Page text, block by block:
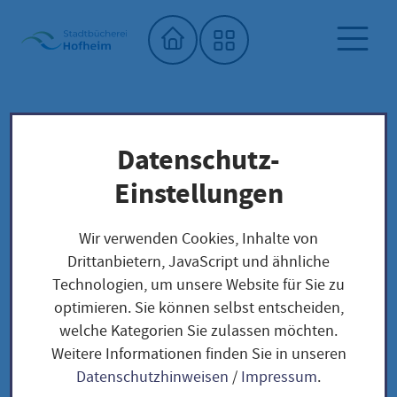
Startseite"
Stadtbücherei Öffnungszeiten und Kontakt
Öffnungszeiten und
Kontakt
Stadtbücherei Hofheim
Datenschutz-
Einstellungen
Wir verwenden Cookies, Inhalte von
Drittanbietern, JavaScript und ähnliche
Technologien, um unsere Website für Sie zu
optimieren. Sie können selbst entscheiden,
welche Kategorien Sie zulassen möchten.
Weitere Informationen finden Sie in unseren
Datenschutzhinweisen / Impressum.